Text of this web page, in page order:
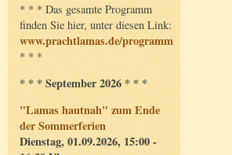
* * * Das gesamte Programm
finden Sie hier, unter diesen Link:
www.prachtlamas.de/programm
* * *
* * * September 2026 * * *
"Lamas hautnah" zum Ende
der Sommerferien
Dienstag, 01.09.2026, 15:00 -